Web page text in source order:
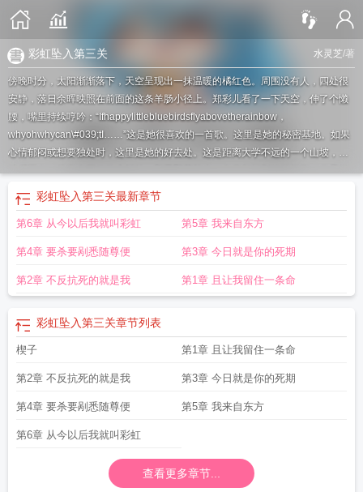
水灵芝/著
彩虹坠入第三关
傍晚时分，太阳渐渐落下，天空呈现出一抹温暖的橘红色。周围没有人，四处很
安静，落日余晖映照在前面的这条羊肠小径上。郑彩儿看了一下天空，伸了个懒
腰，嘴里持续哼吟：“Ifhappylittlebluebirdsflyabovetherainbow，
whyohwhycan\#039;tI……”这是她很喜欢的一首歌。这里是她的秘密基地。如果
心情郁闷或想要独处时，这里是她的好去处。这是距离大学不远的一个山坡，山
在空气清新，远离尘嚣，她也是在搬来到这座城市不久后莫名其妙走着走着就发
现到了这里，可把她乐坏了！隔天就带着一把铲子自己铲了条通往深处的小径，
才发现草丛后面别有洞天，各种奇花异石，甚是惊喜。她还找到了一块大石头，
跳下，拍拍衣服上的尘埃，正转身要走，突然发现眼前不知何时站了两个人。
入彩虹国度是什么歌彩虹坠入攻略 彩虹坠入一共多少关彩虹坠入成就
入第二关的第3关零件怎么过落入彩虹国度的人是谁彩虹坠入视频攻略彩虹坠
入第一关怎么过?落入彩虹国度by水灵芝
虹坠入第三关怎么过?
游戏彩虹坠入攻略彩虹坠入流程彩虹坠入游戏攻略
籍
彩虹坠入第三关最新章节
第6章 从今以后我就叫彩虹 第5章 我来自东方
第4章 要杀要剐悉随尊便 第3章 今日就是你的死期
第2章 不反抗死的就是我 第1章 且让我留住一条命
彩虹坠入第三关章节列表
楔子 第1章 且让我留住一条命
第2章 不反抗死的就是我 第3章 今日就是你的死期
第4章 要杀要剐悉随尊便 第5章 我来自东方
第6章 从今以后我就叫彩虹
查看更多章节...